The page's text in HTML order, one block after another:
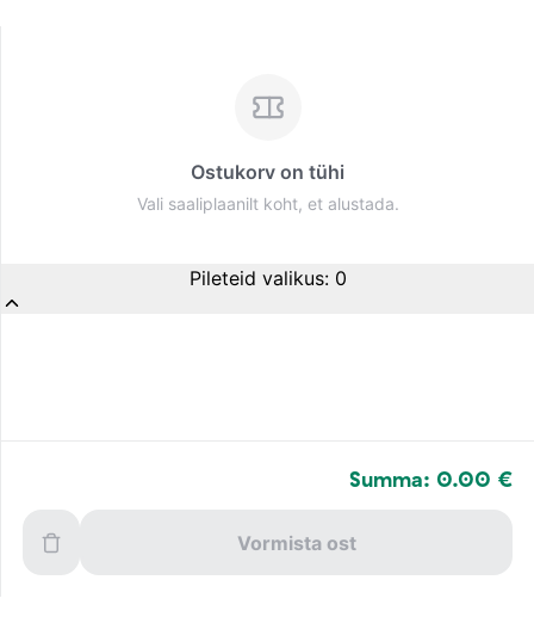
Ostukorv on tühi
Vali saaliplaanilt koht, et alustada.
Pileteid valikus: 0
Summa: 0.00 €
Vormista ost